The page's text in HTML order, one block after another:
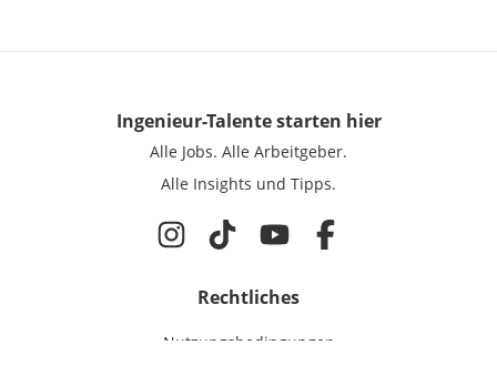
Ingenieur-Talentestarten hier
Alle Jobs. Alle Arbeitgeber.
Alle Insights und Tipps.
Rechtliches
Nutzungsbedingungen